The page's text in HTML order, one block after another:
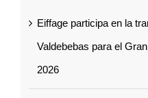
Eiffage participa en la
Valdebebas para el
2026